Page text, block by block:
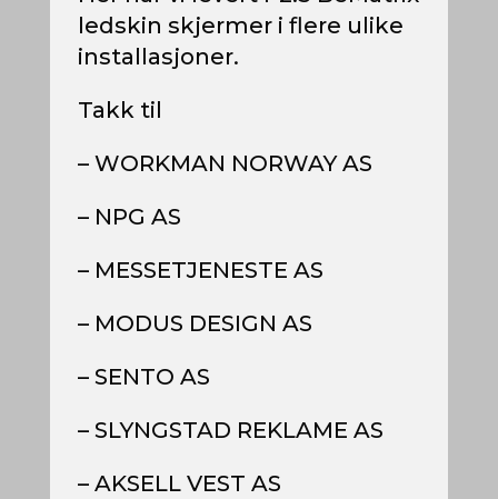
ledskin skjermer i flere ulike
installasjoner.
Takk til
– WORKMAN NORWAY AS
– NPG AS
– MESSETJENESTE AS
– MODUS DESIGN AS
– SENTO AS
– SLYNGSTAD REKLAME AS
– AKSELL VEST AS